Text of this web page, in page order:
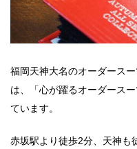
福岡天神大名のオーダース
は、「心が躍るオーダース
ています。
赤坂駅より徒歩2分、天神も